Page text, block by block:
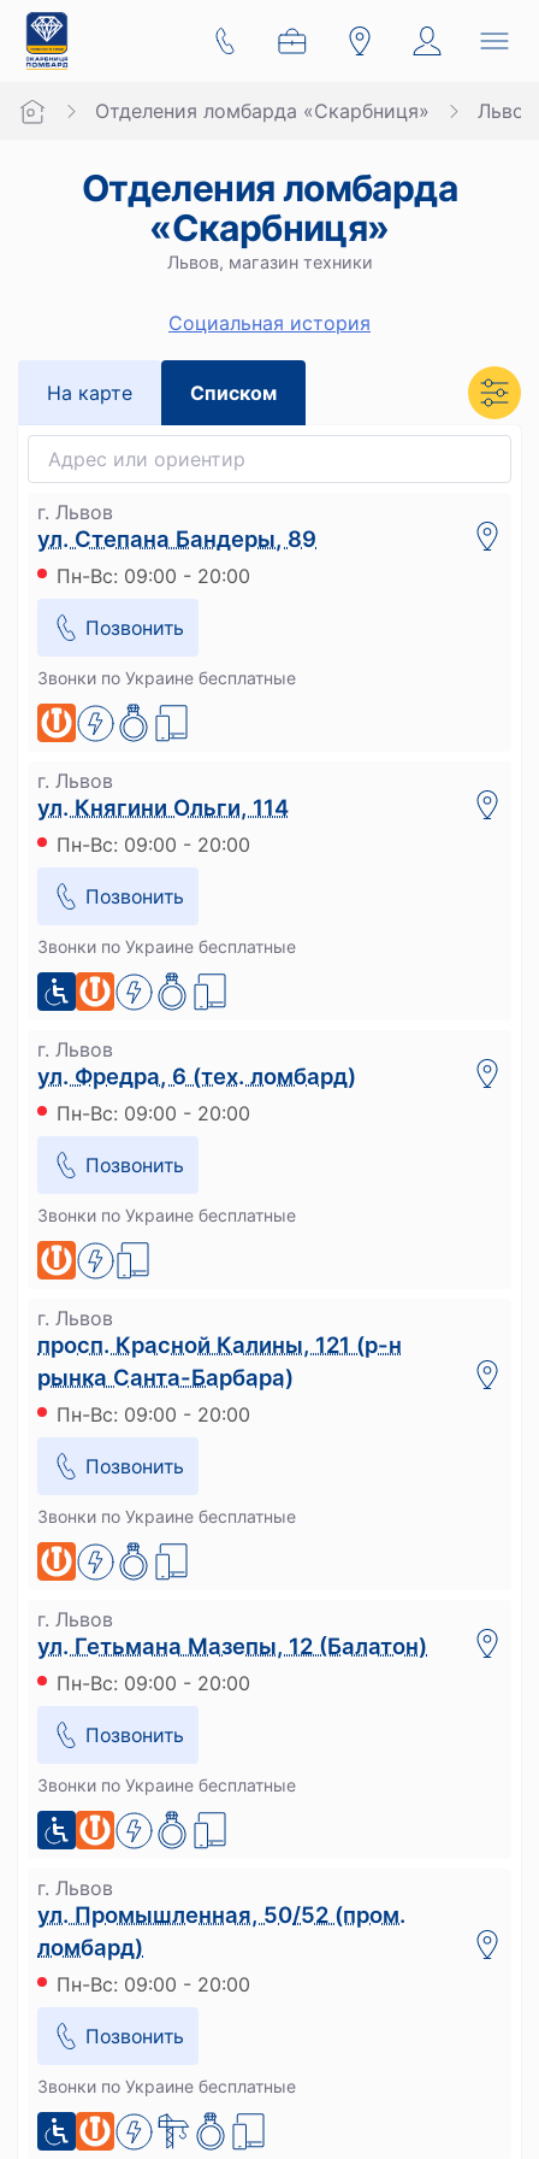
Отделения ломбарда «Скарбниця» Львов
Отделения ломбарда
«Скарбниця»
Львов, магазин техники
Социальная история
На карте Списком
г. Львов
ул. Степана Бандеры, 89
Пн-Вс: 09:00 - 20:00
Позвонить
Звонки по Украине бесплатные
г. Львов
ул. Княгини Ольги, 114
Пн-Вс: 09:00 - 20:00
Позвонить
Звонки по Украине бесплатные
г. Львов
ул. Фредра, 6 (тех. ломбард)
Пн-Вс: 09:00 - 20:00
Позвонить
Звонки по Украине бесплатные
г. Львов
просп. Красной Калины, 121 (р-н
рынка Санта-Барбара)
Пн-Вс: 09:00 - 20:00
Позвонить
Звонки по Украине бесплатные
г. Львов
ул. Гетьмана Мазепы, 12 (Балатон)
Пн-Вс: 09:00 - 20:00
Позвонить
Звонки по Украине бесплатные
г. Львов
ул. Промышленная, 50/52 (пром.
ломбард)
Пн-Вс: 09:00 - 20:00
Позвонить
Звонки по Украине бесплатные